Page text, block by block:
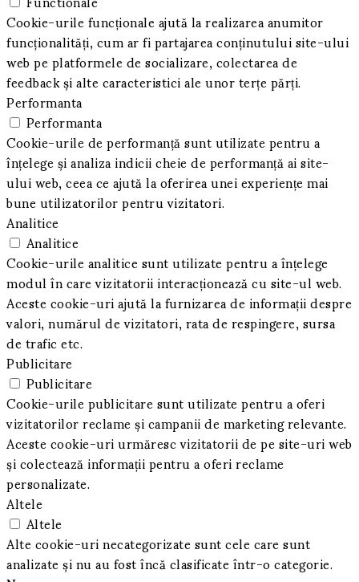
Cookie-urile funcționale ajută la realizarea anumitor
funcționalități, cum ar fi partajarea conținutului site-ului
web pe platformele de socializare, colectarea de
feedback și alte caracteristici ale unor terțe părți.
Performanta
Performanta
Cookie-urile de performanță sunt utilizate pentru a
înțelege și analiza indicii cheie de performanță ai site-
ului web, ceea ce ajută la oferirea unei experiențe mai
bune utilizatorilor pentru vizitatori.
Analitice
Analitice
Cookie-urile analitice sunt utilizate pentru a înțelege
modul în care vizitatorii interacționează cu site-ul web.
Aceste cookie-uri ajută la furnizarea de informații despre
valori, numărul de vizitatori, rata de respingere, sursa
de trafic etc.
Publicitare
Publicitare
Cookie-urile publicitare sunt utilizate pentru a oferi
vizitatorilor reclame și campanii de marketing relevante.
Aceste cookie-uri urmăresc vizitatorii de pe site-uri web
și colectează informații pentru a oferi reclame
personalizate.
Altele
Altele
Alte cookie-uri necategorizate sunt cele care sunt
analizate și nu au fost încă clasificate într-o categorie.